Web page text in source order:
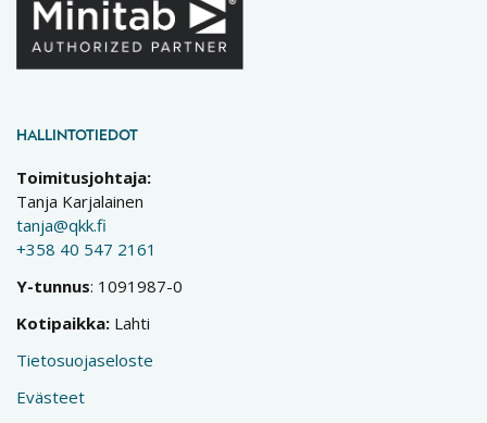
HALLINTOTIEDOT
Toimitusjohtaja:
Tanja Karjalainen
tanja@qkk.fi
+358 40 547 2161
Y-tunnus: 1091987-0
Kotipaikka: Lahti
Tietosuojaseloste
Evästeet